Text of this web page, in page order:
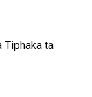
Tiphaka ta